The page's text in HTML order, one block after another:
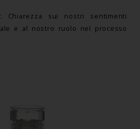
Chiarezza sui nostri sentimenti
e al nostro ruolo nel processo